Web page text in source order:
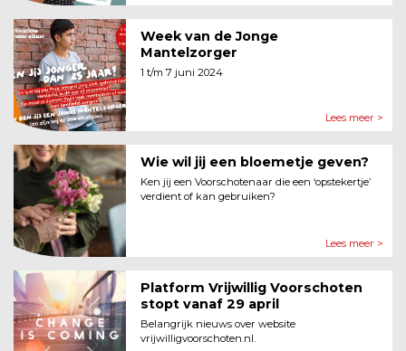
Week van de Jonge
Mantelzorger
1 t/m 7 juni 2024
Lees meer >
Wie wil jij een bloemetje geven?
Ken jij een Voorschotenaar die een ‘opstekertje’
verdient of kan gebruiken?
Lees meer >
Platform Vrijwillig Voorschoten
stopt vanaf 29 april
Belangrijk nieuws over website
vrijwilligvoorschoten.nl.